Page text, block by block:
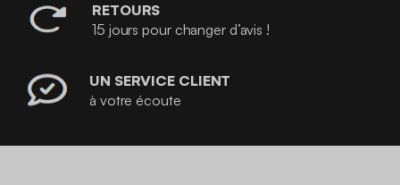
RETOURS
15 jours pour changer d’avis !
UN SERVICE CLIENT
à votre écoute